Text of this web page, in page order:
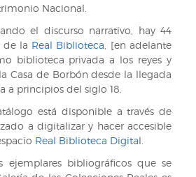
Nacional.
el discurso narrativo, hay 44
de la Real Biblioteca , [en adelante
biblioteca privada a los reyes y
Casa de Borbón desde la llegada
a principios del siglo 18.
está disponible a través de
a digitalizar y hacer accesible
Real Biblioteca Digital.
ejemplares bibliográficos que se